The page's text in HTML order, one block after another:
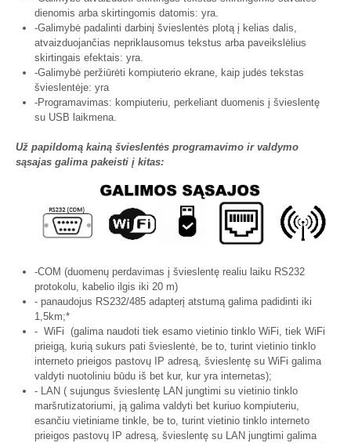
dienomis arba skirtingomis datomis: yra.
-Galimybė padalinti darbinį švieslentės plotą į kelias dalis,
atvaizduojančias nepriklausomus tekstus arba paveikslėlius
skirtingais efektais: yra.
-Galimybė peržiūrėti kompiuterio ekrane, kaip judės tekstas
švieslentėje: yra
-Programavimas: kompiuteriu, perkeliant duomenis į švieslentę
su USB laikmena.
Už papildomą kainą švieslentės programavimo ir valdymo
sąsajas galima pakeisti į kitas:
-COM (duomenų perdavimas į švieslentę realiu laiku RS232
protokolu, kabelio ilgis iki 20 m)
- panaudojus RS232/485 adapterį atstumą galima padidinti iki
1,5km;*
- WiFi (galima naudoti tiek esamo vietinio tinklo WiFi, tiek WiFi
prieigą, kurią sukurs pati švieslentė, be to, turint vietinio tinklo
interneto prieigos pastovų IP adresą, švieslentę su WiFi galima
valdyti nuotoliniu būdu iš bet kur, kur yra internetas);
- LAN ( sujungus švieslentę LAN jungtimi su vietinio tinklo
maršrutizatoriumi, ją galima valdyti bet kuriuo kompiuteriu,
esančiu vietiniame tinkle, be to, turint vietinio tinklo interneto
prieigos pastovų IP adresą, švieslentę su LAN jungtimi galima